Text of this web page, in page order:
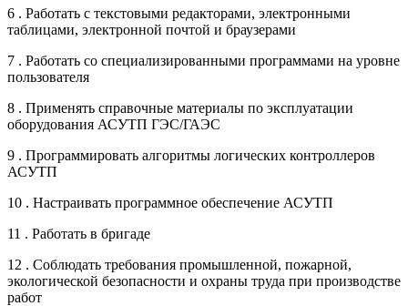
6 . Работать с текстовыми редакторами, электронными
таблицами, электронной почтой и браузерами
7 . Работать со специализированными программами на уровне
пользователя
8 . Применять справочные материалы по эксплуатации
оборудования АСУТП ГЭС/ГАЭС
9 . Программировать алгоритмы логических контроллеров
АСУТП
10 . Настраивать программное обеспечение АСУТП
11 . Работать в бригаде
12 . Соблюдать требования промышленной, пожарной,
экологической безопасности и охраны труда при производстве
работ